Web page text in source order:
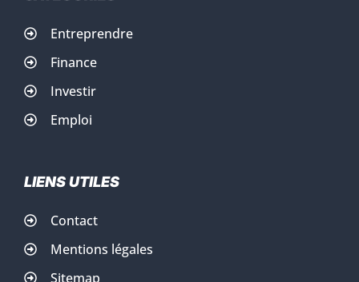
Entreprendre
Finance
Investir
Emploi
LIENS UTILES
Contact
Mentions légales
Sitemap